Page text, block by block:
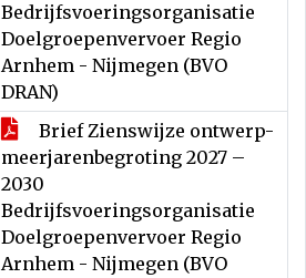
Bedrijfsvoeringsorganisatie
Doelgroepenvervoer Regio
Arnhem - Nijmegen (BVO
DRAN)
Brief Zienswijze ontwerp-
meerjarenbegroting 2027 –
2030
Bedrijfsvoeringsorganisatie
Doelgroepenvervoer Regio
Arnhem - Nijmegen (BVO